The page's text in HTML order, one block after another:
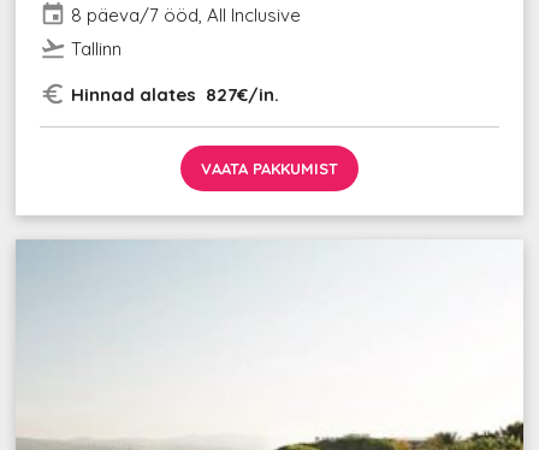
event 8 päeva/7 ööd, All Inclusive
flight_takeoff Tallinn
euro_symbol Hinnad alates 827€/in.
VAATA PAKKUMIST